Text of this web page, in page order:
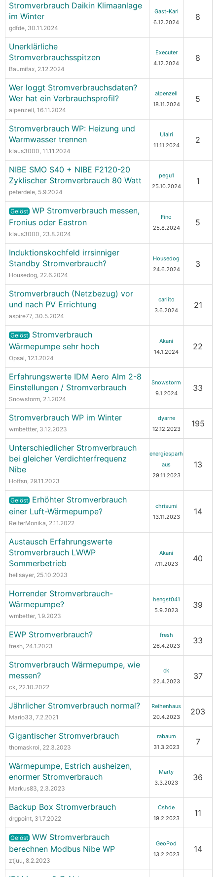
Stromverbrauch Daikin Klimaanlage
im Winter
gdfde, 30.11.2024
Gast-Karl
6.12.2024
8
Unerklärliche
Stromverbrauchsspitzen
Baumifax, 2.12.2024
Executer
4.12.2024
8
Wer loggt Stromverbrauchsdaten?
Wer hat ein Verbrauchsprofil?
alpenzell, 16.11.2024
alpenzell
18.11.2024
5
Stromverbrauch WP: Heizung und
Warmwasser trennen
klaus3000, 11.11.2024
Ulairi
11.11.2024
2
NIBE SMO S40 + NIBE F2120-20
Zyklischer Stromverbrauch 80 Watt
peterdele, 5.9.2024
pegu1
25.10.2024
1
Gelöst WP Stromverbrauch messen,
Fronius oder Eastron
klaus3000, 23.8.2024
Fino
25.8.2024
5
Induktionskochfeld irrsinniger
Standby Stromverbrauch?
Housedog, 22.6.2024
Housedog
24.6.2024
3
Stromverbrauch (Netzbezug) vor
und nach PV Errichtung
aspire77, 30.5.2024
carlito
3.6.2024
21
Gelöst Stromverbrauch
Wärmepumpe sehr hoch
Opsal, 12.1.2024
Akani
14.1.2024
22
Erfahrungswerte IDM Aero Alm 2-8
Einstellungen / Stromverbrauch
Snowstorm, 2.1.2024
Snowstorm
9.1.2024
33
Stromverbrauch WP im Winter
wmbettter, 3.12.2023
dyarne
12.12.2023
195
Unterschiedlicher Stromverbrauch
bei gleicher Verdichterfrequenz
Nibe
Hoffsn, 29.11.2023
energiesparh
aus
29.11.2023
13
Gelöst Erhöhter Stromverbrauch
einer Luft-Wärmepumpe?
ReiterMonika, 2.11.2022
chrisumi
13.11.2023
14
Austausch Erfahrungswerte
Stromverbrauch LWWP
Sommerbetrieb
hellsayer, 25.10.2023
Akani
7.11.2023
40
Horrender Stromverbrauch-
Wärmepumpe?
wmbetter, 1.9.2023
hengst041
5.9.2023
39
EWP Stromverbrauch?
fresh, 24.1.2023
fresh
26.4.2023
33
Stromverbrauch Wärmepumpe, wie
messen?
ck, 22.10.2022
ck
22.4.2023
37
Jährlicher Stromverbrauch normal?
Mario33, 7.2.2021
Reihenhaus
20.4.2023
203
Gigantischer Stromverbrauch
thomaskroi, 22.3.2023
rabaum
31.3.2023
7
Wärmepumpe, Estrich ausheizen,
enormer Stromverbrauch
Markus83, 2.3.2023
Marty
3.3.2023
36
Backup Box Stromverbrauch
drgpoint, 31.7.2022
Cshde
19.2.2023
11
Gelöst WW Stromverbrauch
berechnen Modbus Nibe WP
ztjuu, 8.2.2023
GeoPod
13.2.2023
14